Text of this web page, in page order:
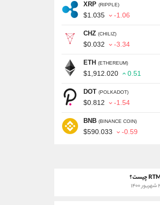
XRP (RIPPLE)
$1.035 -1.06
CHZ (CHILIZ)
$0.032 -3.34
ETH (ETHEREUM)
$1,912.020 0.51
DOT (POLKADOT)
$0.812 -1.54
BNB (BINANCE COIN)
$590.033 -0.59